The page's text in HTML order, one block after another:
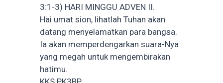
3:1-3) HARI MINGGU ADVEN II.
Hai umat sion, lihatlah Tuhan akan
datang menyelamatkan para bangsa.
Ia akan memperdengarkan suara-Nya
yang megah untuk mengembirakan
hatimu.